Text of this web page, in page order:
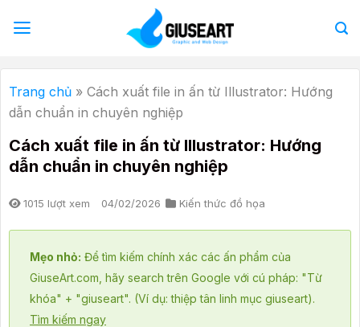
qua
dung
Trang chủ » Cách xuất file in ấn từ Illustrator: Hướng
dẫn chuẩn in chuyên nghiệp
Cách xuất file in ấn từ Illustrator: Hướng
dẫn chuẩn in chuyên nghiệp
1015 lượt xem 04/02/2026 Kiến thức đồ họa
Mẹo nhỏ: Để tìm kiếm chính xác các ấn phẩm của
GiuseArt.com, hãy search trên Google với cú pháp: "Từ
khóa" + "giuseart". (Ví dụ: thiệp tân linh mục giuseart).
Tìm kiếm ngay